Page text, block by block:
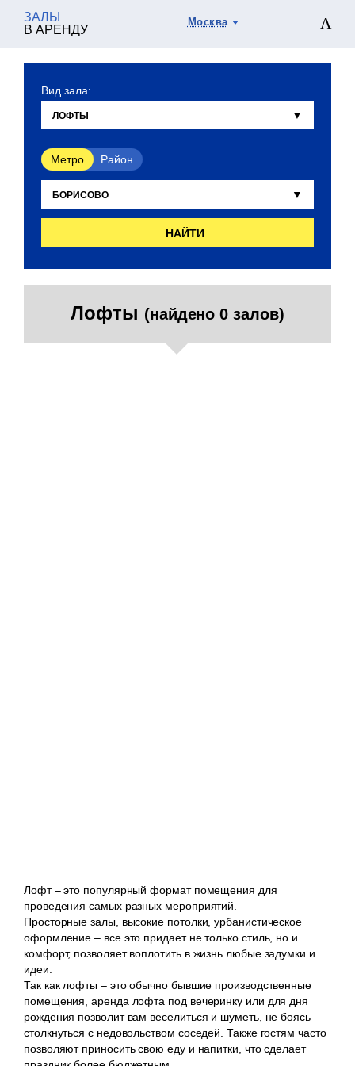
ЗАЛЫ
В АРЕНДУ
Москва
Вид зала:
Метро Район
НАЙТИ
Лофты (найдено 0 залов)
Лофт – это популярный формат помещения для
проведения самых разных мероприятий.
Просторные залы, высокие потолки, урбанистическое
оформление – все это придает не только стиль, но и
комфорт, позволяет воплотить в жизнь любые задумки и
идеи.
Так как лофты – это обычно бывшие производственные
помещения, аренда лофта под вечеринку или для дня
рождения позволит вам веселиться и шуметь, не боясь
столкнуться с недовольством соседей. Также гостям часто
позволяют приносить свою еду и напитки, что сделает